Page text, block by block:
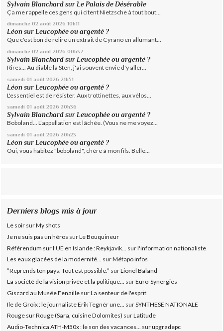
Sylvain Blanchard sur Le Palais de Désérable
Ça me rappelle ces gens qui citent Nietzsche à tout bout...
dimanche 02 août 2026 10h11
Léon surLeucophée ou argenté ?
Que c'est bon de relire un extrait de Cyrano en allumant...
dimanche 02 août 2026 00h37
Sylvain Blanchard sur Leucophée ou argenté ?
Rires... Au diable la Sten, j'ai souvent envie d'y aller...
samedi 01 août 2026 21h51
Léon sur Leucophée ou argenté ?
L'essentiel est de résister. Aux trottinettes, aux vélos...
samedi 01 août 2026 20h36
Sylvain Blanchard surLeucophée ou argenté ?
Boboland... L’appellation est lâchée. (Vous ne me voyez...
samedi 01 août 2026 20h23
Léon sur Leucophée ou argenté ?
Oui, vous habitez "boboland", chère à mon fils. Belle...
Derniers blogs mis à jour
Le soir surMy shots
Je ne suis pas un héros surLe Bouquineur
Référendum sur l’UE en Islande : Reykjavik...
surl'information nationaliste
Les eaux glacées de la modernité... surMétapo infos
”Reprends ton pays. Tout est possible.” surLionel Baland
La société de la vision privée et la politique... surEuro-Synergies
Giscard au Musée Fenaille surLa senteur de l'esprit
Ile de Groix : le journaliste Erik Tegnér une...
surSYNTHESE NATIONALE
Rouge sur Rouge (Sara, cuisine Dolomites) surLatitude
Audio‑Technica ATH‑M50x : le son des vacances...
surupgradepc